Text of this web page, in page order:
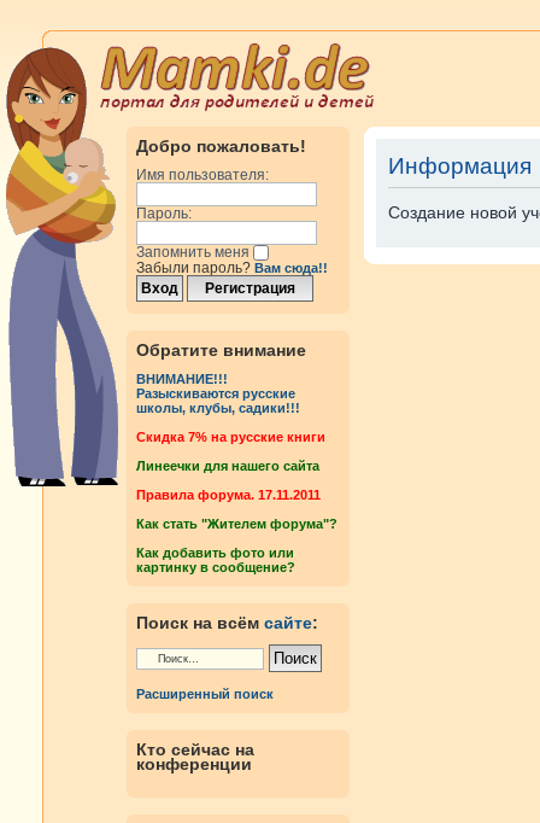
Добро пожаловать!
Имя пользователя:
Пароль:
Запомнить меня
Забыли пароль? Вам сюда!!
Обратите внимание
ВНИМАНИЕ!!!
Разыскиваются русские
школы, клубы, садики!!!
Cкидка 7% на русские книги
Линеечки для нашего сайта
Правила форума. 17.11.2011
Как стать "Жителем форума"?
Как добавить фото или
картинку в сообщение?
Поиск на всём сайте:
Расширенный поиск
Кто сейчас на
конференции
Информация
Создание новой